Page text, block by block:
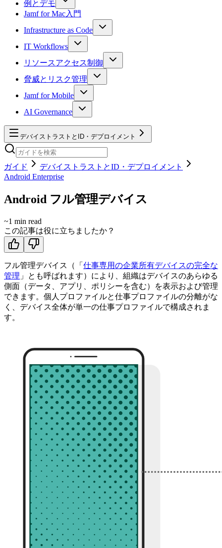
例とデモ
Jamf for Mac入門
Infrastructure as Code
IT Workflows
リソースアクセス制御
脅威とリスク管理
Jamf for Mobile
AI Governance
デバイストラストとID・デプロイメント
ガイド
デバイストラストとID・デプロイメント
Android Enterprise
Android フル管理デバイス
~1 min read
この記事は役に立ちましたか？
フル管理デバイス（「 仕事専用の企業所有デバイスの完全な
管理 」とも呼ばれます）により、組織はデバイスのあらゆる
側面（データ、アプリ、ポリシーを含む）を表示および管理
できます。個人プロファイルと仕事プロファイルの分離がな
く、デバイス全体が単一の仕事プロファイルで構成されま
す。